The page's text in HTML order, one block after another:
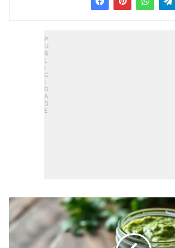
Tempero
Verde
Caseiro
Cremoso